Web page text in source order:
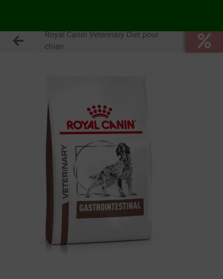
Royal Canin Veterinary Diet pour
chien